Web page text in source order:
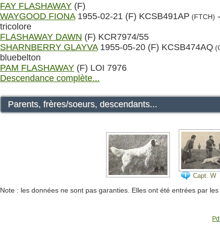
FAY FLASHAWAY (F)
WAYGOOD FIONA1955-02-21 (F) KCSB491AP (FTCH) -
tricolore
FLASHAWAY DAWN (F) KCR7974/55
SHARNBERRY GLAYVA1955-05-20 (F) KCSB474AQ
bluebelton
PAM FLASHAWAY (F) LOI 7976
Descendance complète...
Parents, frères/soeurs, descendants...
Capt. W
English
Note : les données ne sont pas garanties. Elles ont été entrées par